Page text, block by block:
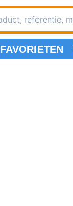
FAVORIETEN